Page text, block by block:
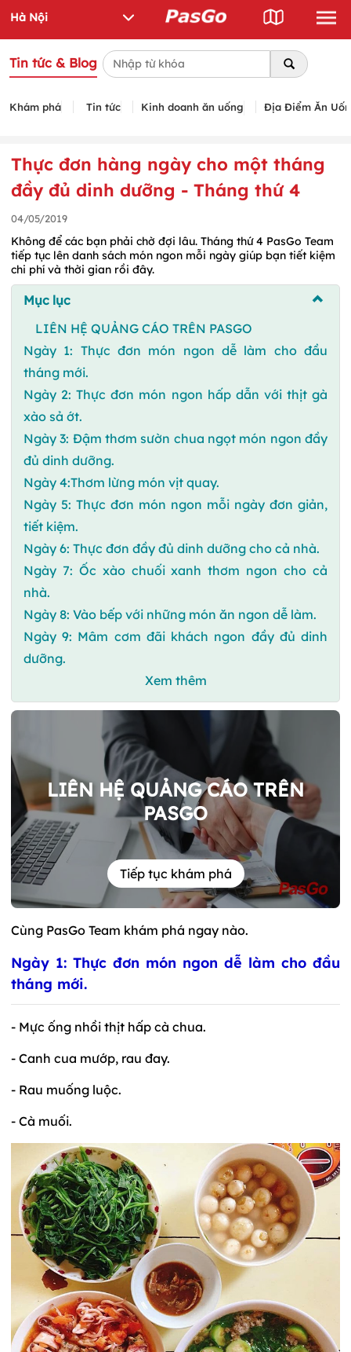
Tin tức & Blog
Khám phá Tin tức Kinh doanh ăn uống Địa Điểm Ăn
Thực đơn hàng ngày cho một tháng
đầy đủ dinh dưỡng - Tháng thứ 4
04/05/2019
Không để các bạn phải chờ đợi lâu. Tháng thứ 4 PasGo Team
tiếp tục lên danh sách món ngon mỗi ngày giúp bạn tiết kiệm
chi phí và thời gian rồi đây.
Mục lục
LIÊN HỆ QUẢNG CÁO TRÊN PASGO
Ngày 1: Thực đơn món ngon dễ làm cho đầu
tháng mới.
Ngày 2: Thực đơn món ngon hấp dẫn với thịt gà
xào sả ớt.
Ngày 3: Đậm thơm sườn chua ngọt món ngon đầy
đủ dinh dưỡng.
Ngày 4:Thơm lừng món vịt quay.
Ngày 5: Thực đơn món ngon mỗi ngày đơn giản,
tiết kiệm.
Ngày 6: Thực đơn đầy đủ dinh dưỡng cho cả nhà.
Ngày 7: Ốc xào chuối xanh thơm ngon cho cả
nhà.
Ngày 8: Vào bếp với những món ăn ngon dễ làm.
Ngày 9: Mâm cơm đãi khách ngon đầy đủ dinh
dưỡng.
Xem thêm
LIÊN HỆ QUẢNG CÁO TRÊN
PASGO
Tiếp tục khám phá
Cùng PasGo Team khám phá ngay nào.
Ngày 1: Thực đơn món ngon dễ làm cho đầu
tháng mới.
- Mực ống nhồi thịt hấp cà chua.
- Canh cua mướp, rau đay.
- Rau muống luộc.
- Cà muối.